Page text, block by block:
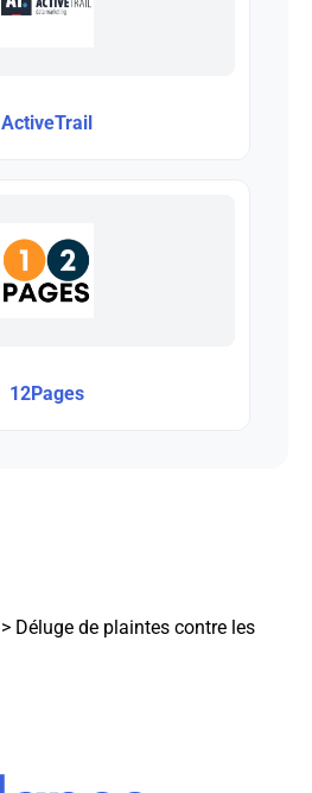
ActiveTrail
12Pages
> Déluge de plaintes contre les